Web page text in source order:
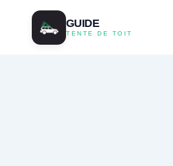
contenu
GUIDE
TENTE DE TOIT